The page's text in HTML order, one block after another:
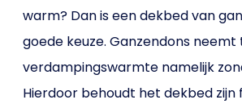
warm? Dan is een dekbed van
goede keuze. Ganzendons
verdampingswarmte namelijk
Hierdoor behoudt het dekbed zijn